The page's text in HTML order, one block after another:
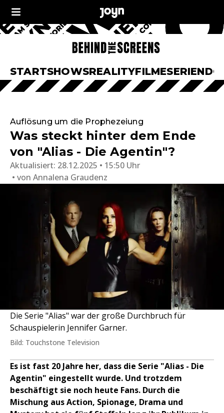
STARTSHOWSREALITYFILMESERIEN
Auflösung um die Prophezeiung
Was steckt hinter dem Ende
von "Alias - Die Agentin"?
Aktualisiert: 28.12.2025 • 15:50 Uhr
von Annalena Graudenz
Die Serie "Alias" war der große Durchbruch für
Schauspielerin Jennifer Garner.
Bild: Touchstone Television
Es ist fast 20 Jahre her, dass die Serie "Alias - Die
Agentin" eingestellt wurde. Und trotzdem
beschäftigt sie noch heute Fans. Durch die
Mischung aus Action, Spionage, Drama und